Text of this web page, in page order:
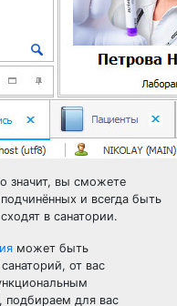
значит, вы сможете
и всегда быть
в санатории.
может быть
от вас
для вас